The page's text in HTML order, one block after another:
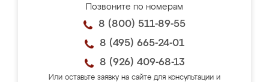
Позвоните по номерам
8 (800) 511-89-55
8 (495) 665-24-01
8 (926) 409-68-13
Или оставьте заявку на сайте для консультации и